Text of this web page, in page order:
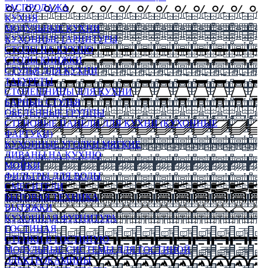
РАСПРОДАЖА
КУХНЯ
МОДУЛЬНЫЕ КУХНИ
КУХОННЫЕ ГАРНИТУРЫ
СТОЛЫ НА КУХНЮ
СТОЛЫ КНИЖКИ
СТУЛЬЯ ДЛЯ КУХНИ
ТАБУРЕТЫ
СТОЛЕШНИЦЫ ДЛЯ КУХНИ
БАРНЫЕ СТУЛЬЯ
ОБЕДЕННЫЕ ГРУППЫ
СТЕНОВЫЕ ПАНЕЛИ ДЛЯ КУХНИ (КУХОННЫЕ
ФАРТУКИ)
КУХОННЫЕ УГОЛКИ МЯГКИЕ
ДИВАНЫ НА КУХНЮ
МОЙКИ
ФИЛЬТРЫ ДЛЯ ВОДЫ
СМЕСИТЕЛИ
БЫТОВАЯ ТЕХНИКА
ВЫТЯЖКИ
КУХОННАЯ ФУРНИТУРА
ГОСТИНАЯ
СТЕНКИ В ГОСТИНУЮ
МОДУЛЬНЫЕ СИСТЕМЫ ДЛЯ ГОСТИНОЙ
ЭЛЕКТРОКАМИНЫ